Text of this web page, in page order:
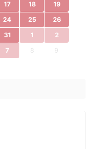
17 18 19
24 25 26
31 1 2
7 8 9